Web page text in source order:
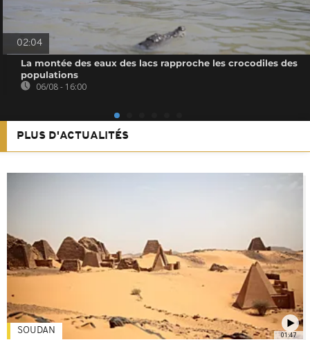
02:04
La montée des eaux des lacs rapproche les crocodiles des
populations
06/08 - 16:00
PLUS D'ACTUALITÉS
01:47
SOUDAN